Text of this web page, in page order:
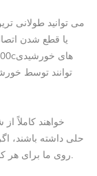
می توانید طولانی
یا قطع شدن
با بستهu200cهای باتری پیادهu200cروی ما برای هر کاری آماده شوند.